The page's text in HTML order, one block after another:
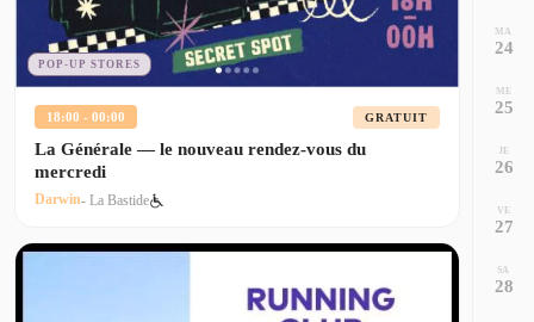
POP-UP STORES
18:00 - 00:00 GRATUIT
La Générale — le nouveau rendez-vous du
mercredi
Darwin- La Bastide
MA
24
ME
25
JE
26
VE
27
SA
28